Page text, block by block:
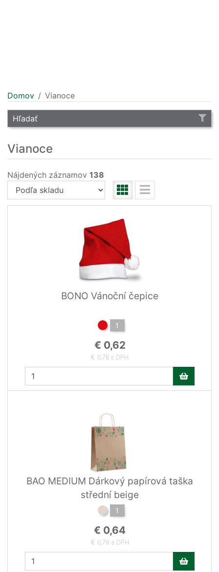
Domov Vianoce
Hľadať
Vianoce
Nájdených záznamov 138
BONO Vánoční čepice
1
€ 0,62
€ 0,76 s DPH
BAO MEDIUM Dárkový papírová taška
střední beige
1
€ 0,64
€ 0,78 s DPH